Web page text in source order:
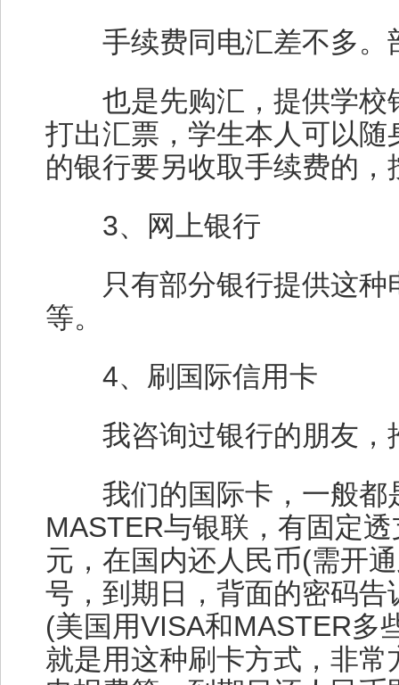
手续费同电汇差不多。
也是先购汇，提供学校
打出汇票，学生本人可以
的银行要另收取手续费的，
3、网上银行
只有部分银行提供这种
等。
4、刷国际信用卡
我咨询过银行的朋友，
我们的国际卡，一般都
MASTER与银联，有固定
元，在国内还人民币(需开
号，到期日，背面的密码
(美国用VISA和MASTER多
就是用这种刷卡方式，非